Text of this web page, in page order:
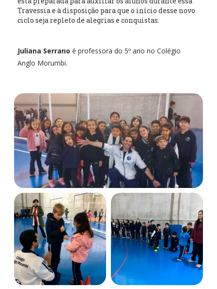
Travessia e à disposição para que o início desse novo
ciclo seja repleto de alegrias e conquistas.
Juliana Serrano é professora do 5º ano no Colégio
Anglo Morumbi.